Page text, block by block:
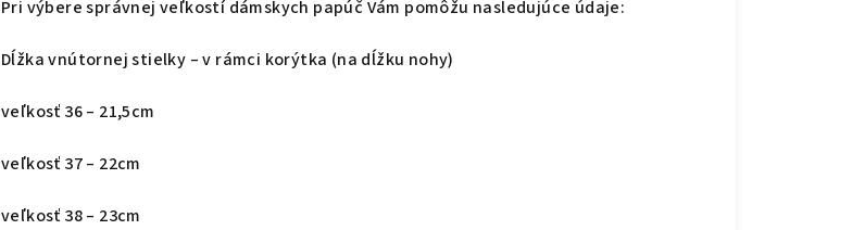
Pri výbere správnej veľkostí dámskych papúč Vám pomôžu nasledujúce údaje:
Dĺžka vnútornej stielky – v rámci korýtka (na dĺžku nohy)
veľkosť 36 – 21,5cm
veľkosť 37 – 22cm
veľkosť 38 – 23cm